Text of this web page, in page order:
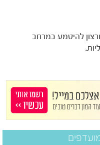
להיטמע במרחב